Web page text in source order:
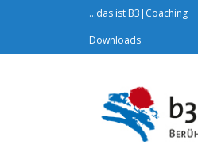
…das ist B3|Coaching
Downloads